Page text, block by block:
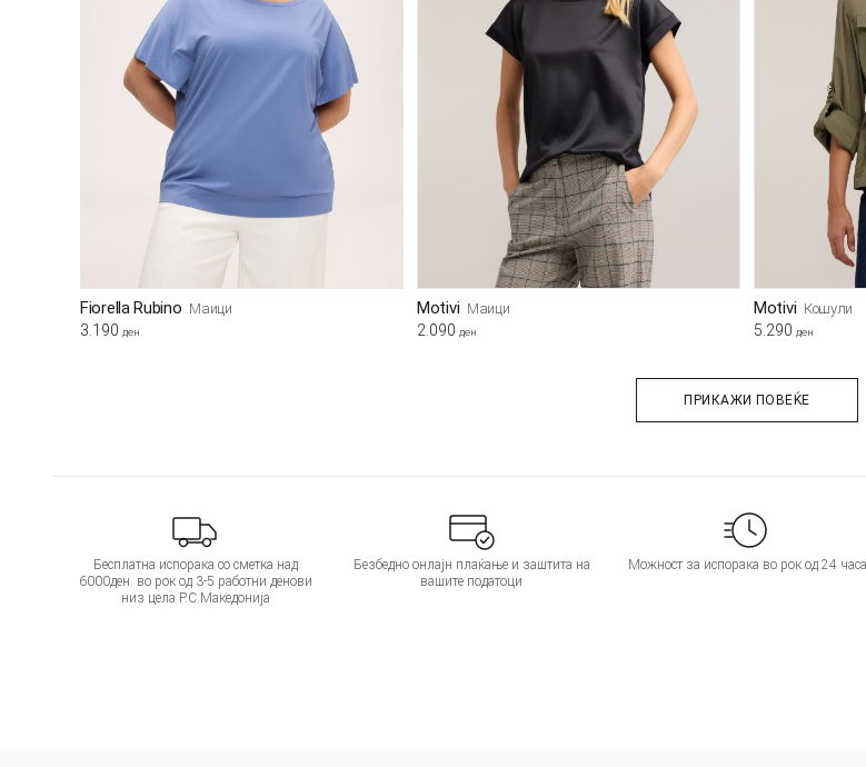
Fiorella Rubino Маици
3.190 ден
Motivi Маици
2.090 ден
Motivi Кошули
5.290 ден
ПРИКАЖИ ПОВЕЌЕ
Бесплатна испорака со сметка над
6000ден. во рок од 3-5 работни денови
низ цела Р.С.Македонија
Безбедно онлајн плаќање и заштита на
вашите податоци
Можност за испорака во рок од 24 часа